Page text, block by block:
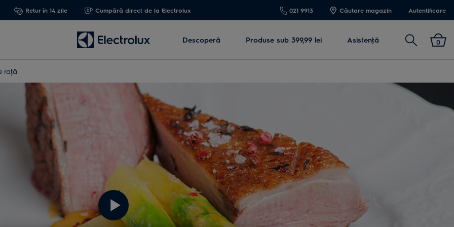
Retur în 14 zile Cumpără direct de la Electrolux 021 9913 Căutare magazin Autentificare
Descoperă Produse sub 399,99 lei Asistenţă Cautare 0
raţă